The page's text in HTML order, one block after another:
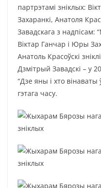
партрэтамі зніклых:
Захаранкі, Анатоля
Завадскага з надпісам:
Віктар Ганчар і Юры
Анатоль Красоўскі
Дзмітрый Завадскі – у
“Дзе яны і хто вінаваты
гэтага часу.